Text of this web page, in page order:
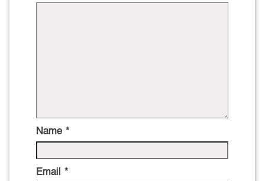
Name *
Email *